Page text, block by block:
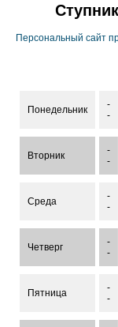
Персональный сайт
Понедельник
-
-
Вторник
-
-
Среда
-
-
Четверг
-
-
Пятница
-
-